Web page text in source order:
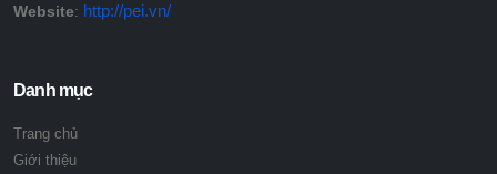
Website: http://pei.vn/
Danh mục
Trang chủ
Giới thiệu